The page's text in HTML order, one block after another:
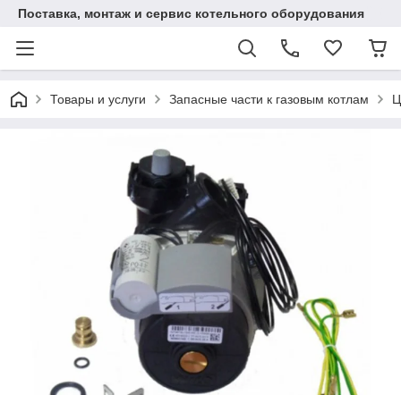
Поставка, монтаж и сервис котельного оборудования
Товары и услуги Запасные части к газовым котлам